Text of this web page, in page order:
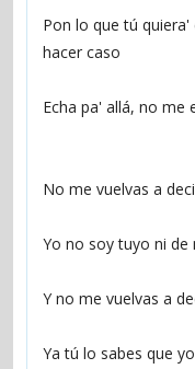
Pon lo que tú
hacer caso
Echa pa' allá, no me
No me vuelvas a
Yo no soy tuyo ni
Y no me vuelvas a
Ya tú lo sabes que